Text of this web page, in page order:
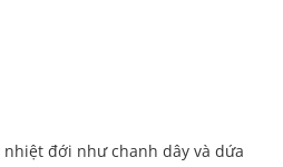
đới như chanh dây và dứa